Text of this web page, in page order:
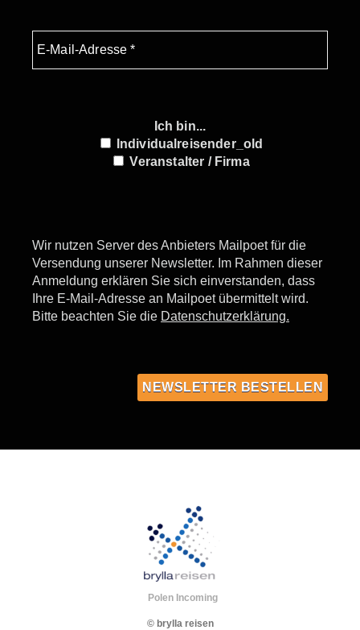
Ich bin...
Individualreisender_old
Veranstalter / Firma
Wir nutzen Server des Anbieters Mailpoet für die
Versendung unserer Newsletter. Im Rahmen dieser
Anmeldung erklären Sie sich einverstanden, dass
Ihre E-Mail-Adresse an Mailpoet übermittelt wird.
Bitte beachten Sie die Datenschutzerklärung.
Polen Incoming
© brylla reisen